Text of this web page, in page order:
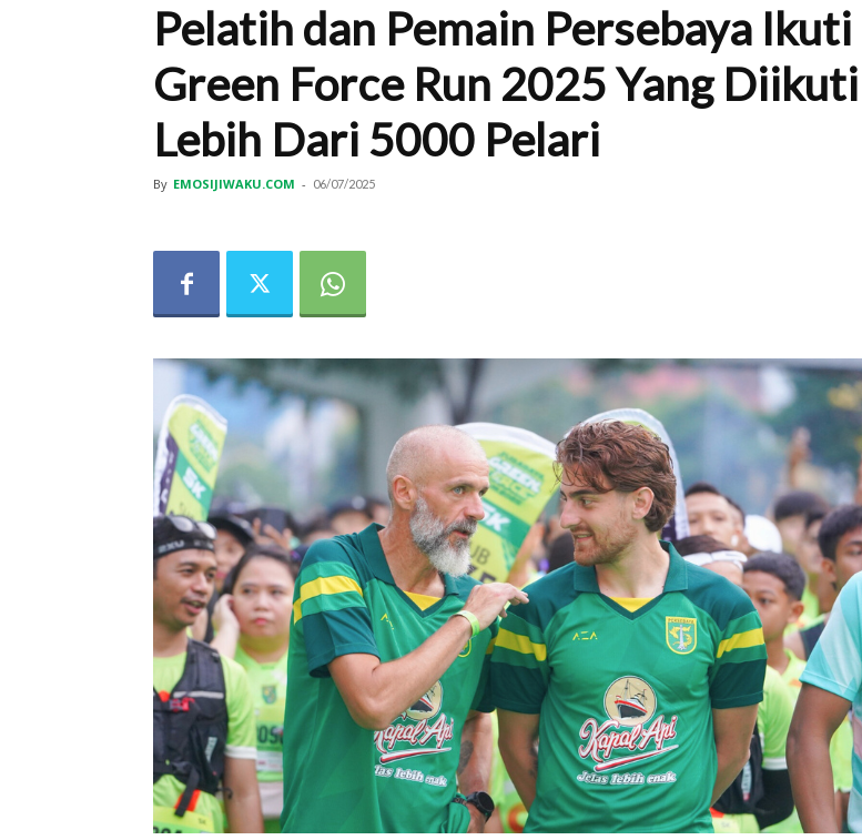
Pelatih dan Pemain Persebaya Ikuti
Green Force Run 2025 Yang Diikuti
Lebih Dari 5000 Pelari
By EMOSIJIWAKU.COM - 06/07/2025